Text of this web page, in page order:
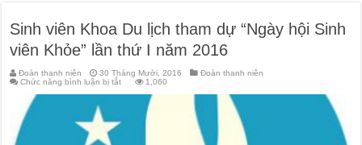
Sinh viên Khoa Du lịch tham dự “Ngày hội Sinh
viên Khỏe” lần thứ I năm 2016
Đoàn thanh niên 30 Tháng Mười, 2016
Đoàn thanh niên
Chức năng bình luận bị tắtở
lịch
1,060